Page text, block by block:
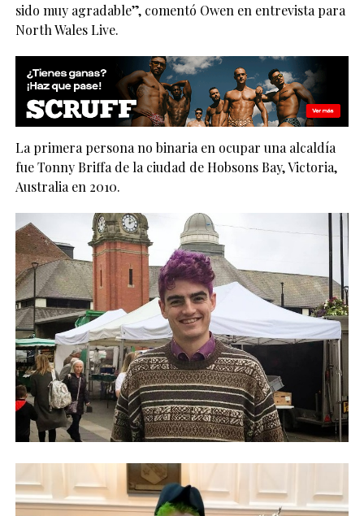
sido muy agradable”, comentó Owen en entrevista para
North Wales Live.
La primera persona no binaria en ocupar una alcaldía
fue Tonny Briffa de la ciudad de Hobsons Bay, Victoria,
Australia en 2010.